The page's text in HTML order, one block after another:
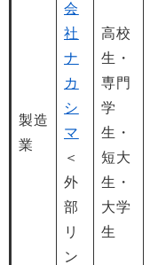
製造
業
会
社
ナ
カ
シ
マ
＜
外
部
リ
ン
高校
生・
専門
学
生・
短大
生・
大学
生